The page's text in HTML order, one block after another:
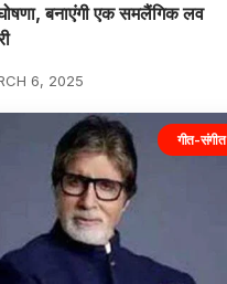
बनाएंगी एक समलैंगिक लव
6, 2025
गीत-संगीत